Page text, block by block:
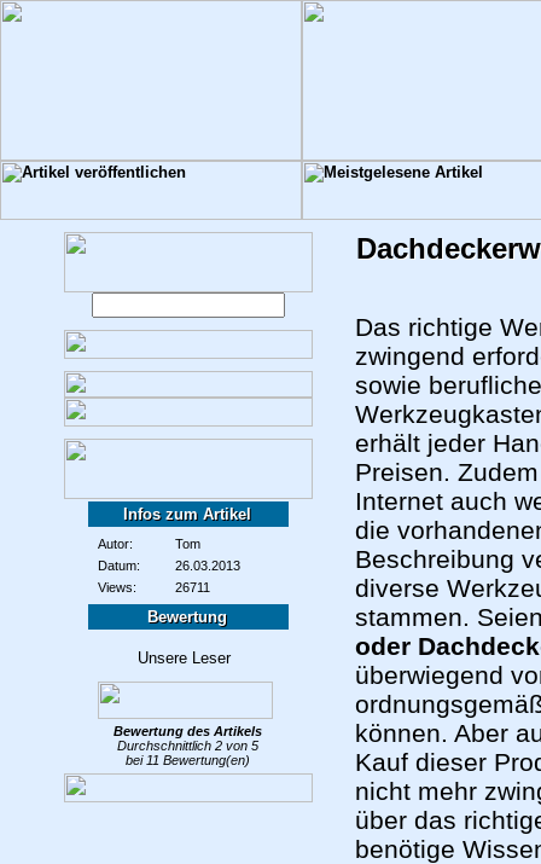
Infos zum Artikel
Autor:
Tom
Datum:
26.03.2013
Views:
26711
Bewertung
Bewertung des Artikels
Durchschnittlich 2 von 5
bei 11 Bewertung(en)
Das richtige
zwingend
sowie
erhält jeder
Preisen.
Internet auch
die
Beschreibung
diverse
stammen.
oder
überwiegend
können.Aber
Kauf dieser
nicht mehr
über das
benötige